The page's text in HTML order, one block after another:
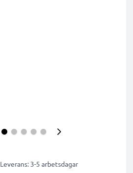
Leverans: 3-5 arbetsdagar